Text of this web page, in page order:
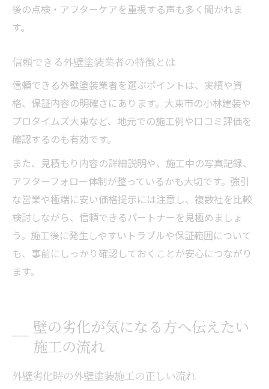
後の点検・アフターケアを重視する声も多く聞かれま
す。
信頼できる外壁塗装業者の特徴とは
信頼できる外壁塗装業者を選ぶポイントは、実績や資
格、保証内容の明確さにあります。大東市の小林建装や
プロタイムズ大東など、地元での施工例や口コミ評価を
確認するのも有効です。
また、見積もり内容の詳細説明や、施工中の写真記録、
アフターフォロー体制が整っているかも大切です。強引
な営業や極端に安い価格提示には注意し、複数社を比較
検討しながら、信頼できるパートナーを見極めましょ
う。施工後に発生しやすいトラブルや保証範囲について
も、事前にしっかり確認しておくことが安心につながり
ます。
壁の劣化が気になる方へ伝えたい
施工の流れ
外壁劣化時の外壁塗装施工の正しい流れ